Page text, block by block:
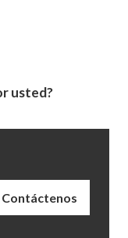
usted?
Contáctenos